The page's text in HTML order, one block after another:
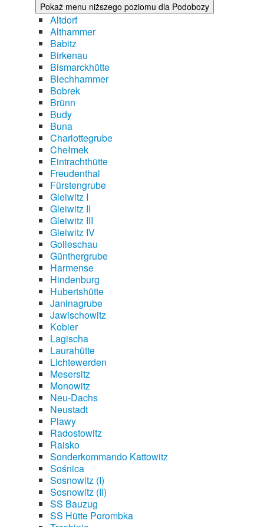
Pokaż menu niższego poziomu dla Podobozy
Altdorf
Althammer
Babitz
Birkenau
Bismarckhütte
Blechhammer
Bobrek
Brünn
Budy
Buna
Charlottegrube
Chełmek
Eintrachthütte
Freudenthal
Fürstengrube
Gleiwitz I
Gleiwitz II
Gleiwitz III
Gleiwitz IV
Golleschau
Günthergrube
Harmense
Hindenburg
Hubertshütte
Janinagrube
Jawischowitz
Kobier
Lagischa
Laurahütte
Lichtewerden
Mesersitz
Monowitz
Neu-Dachs
Neustadt
Plawy
Radostowitz
Raisko
Sonderkommando Kattowitz
Sośnica
Sosnowitz (I)
Sosnowitz (II)
SS Bauzug
SS Hütte Porombka